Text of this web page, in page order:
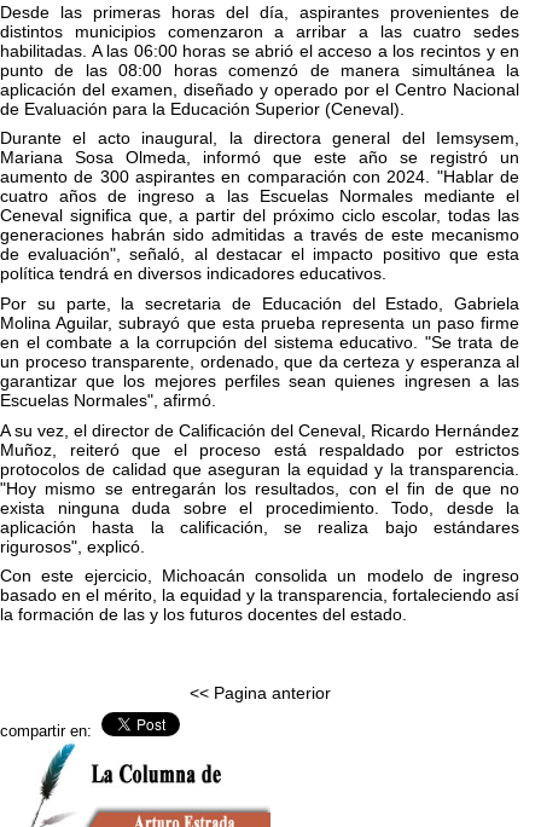
Desde las primeras horas del día, aspirantes provenientes de
distintos municipios comenzaron a arribar a las cuatro sedes
habilitadas. A las 06:00 horas se abrió el acceso a los recintos y en
punto de las 08:00 horas comenzó de manera simultánea la
aplicación del examen, diseñado y operado por el Centro Nacional
de Evaluación para la Educación Superior (Ceneval).
Durante el acto inaugural, la directora general del Iemsysem,
Mariana Sosa Olmeda, informó que este año se registró un
aumento de 300 aspirantes en comparación con 2024. "Hablar de
cuatro años de ingreso a las Escuelas Normales mediante el
Ceneval significa que, a partir del próximo ciclo escolar, todas las
generaciones habrán sido admitidas a través de este mecanismo
de evaluación", señaló, al destacar el impacto positivo que esta
política tendrá en diversos indicadores educativos.
Por su parte, la secretaria de Educación del Estado, Gabriela
Molina Aguilar, subrayó que esta prueba representa un paso firme
en el combate a la corrupción del sistema educativo. "Se trata de
un proceso transparente, ordenado, que da certeza y esperanza al
garantizar que los mejores perfiles sean quienes ingresen a las
Escuelas Normales", afirmó.
A su vez, el director de Calificación del Ceneval, Ricardo Hernández
Muñoz, reiteró que el proceso está respaldado por estrictos
protocolos de calidad que aseguran la equidad y la transparencia.
"Hoy mismo se entregarán los resultados, con el fin de que no
exista ninguna duda sobre el procedimiento. Todo, desde la
aplicación hasta la calificación, se realiza bajo estándares
rigurosos", explicó.
Con este ejercicio, Michoacán consolida un modelo de ingreso
basado en el mérito, la equidad y la transparencia, fortaleciendo así
la formación de las y los futuros docentes del estado.
<< Pagina anterior
compartir en: